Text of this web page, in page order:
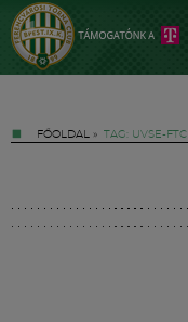
FŐOLDAL » TAG: UVSE-FTC